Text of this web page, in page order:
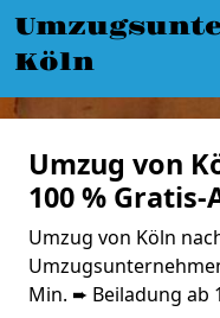
Köln
Umzug von
100 %
Umzug von Köln
Min. ➨ Beiladung ab